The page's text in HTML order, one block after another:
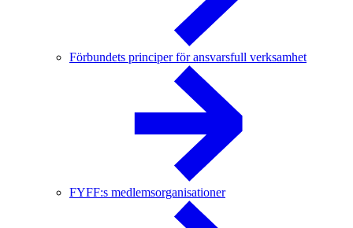
Förbundets principer för ansvarsfull verksamhet
FYFF:s medlemsorganisationer